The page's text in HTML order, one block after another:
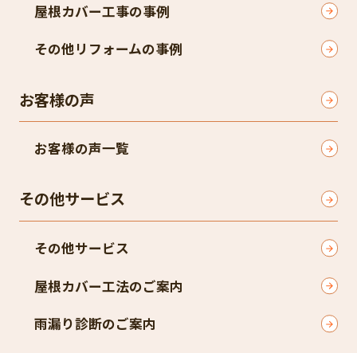
屋根カバー工事の事例
その他リフォームの事例
お客様の声
お客様の声一覧
その他サービス
その他サービス
屋根カバー工法のご案内
雨漏り診断のご案内